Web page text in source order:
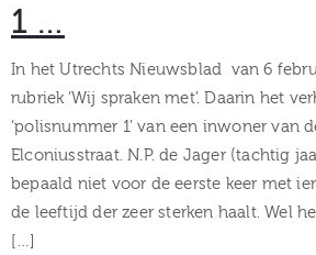
Verhalen
Zuilen
1 …
In het Utrechts Nieuwsblad van 6
rubriek ‘Wij spraken met’. Daarin het
‘polisnummer 1’ van een inwoner van
Elconiusstraat. N.P. de Jager (tachtig
bepaald niet voor de eerste keer met
de leeftijd der zeer sterken haalt. Wel
[…]